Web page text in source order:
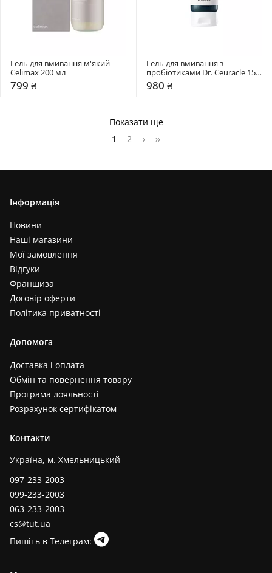
Гель для вмивання м'який
Celimax 200 мл
799 ₴
Гель для вмивання з
пробіотиками Dr. Ceuracle 150
мл
980 ₴
Показати ще
1
2 › ››
Інформація
Новини
Наші магазини
Мої замовлення
Відгуки
Франшиза
Договір оферти
Політика приватності
Допомога
Доставка і оплата
Обмін та повернення товару
Програма лояльності
Розрахунок сертифікатом
Контакти
Україна, м. Хмельницький
097-233-2003
099-233-2003
063-233-2003
cs@tut.ua
Пишіть в Телеграм: